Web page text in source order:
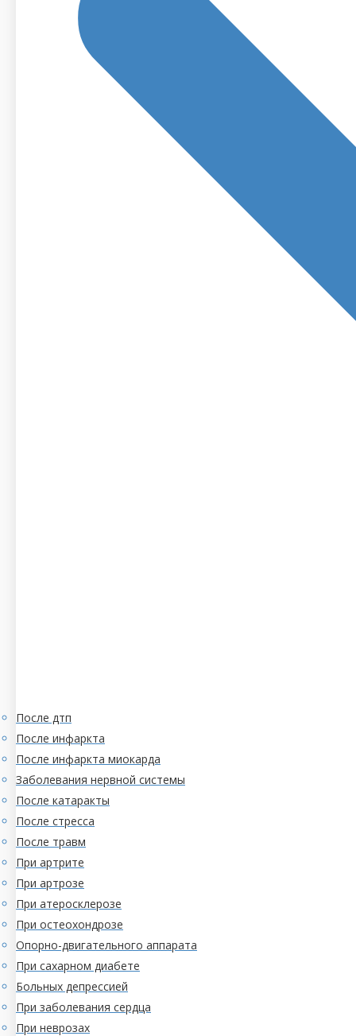
После дтп
После инфаркта
После инфаркта миокарда
Заболевания нервной системы
После катаракты
После стресса
После травм
При артрите
При артрозе
При атеросклерозе
При остеохондрозе
Опорно-двигательного аппарата
При сахарном диабете
Больных депрессией
При заболевания сердца
При неврозах